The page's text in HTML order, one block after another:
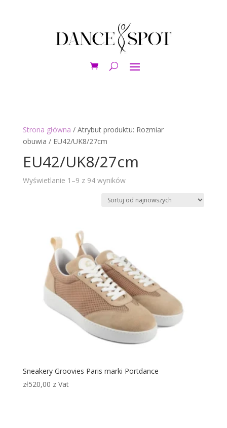
Strona główna / Atrybut produktu: Rozmiar
obuwia / EU42/UK8/27cm
EU42/UK8/27cm
Wyświetlanie 1–9 z 94 wynikówPosortowane
najnowszych
Sneakery Groovies Paris marki Portdance
zł520,00 z Vat